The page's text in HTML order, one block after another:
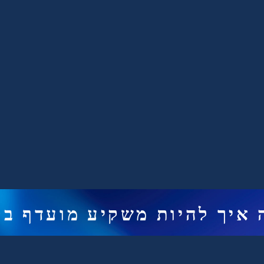
איך להיות משקיע מועדף